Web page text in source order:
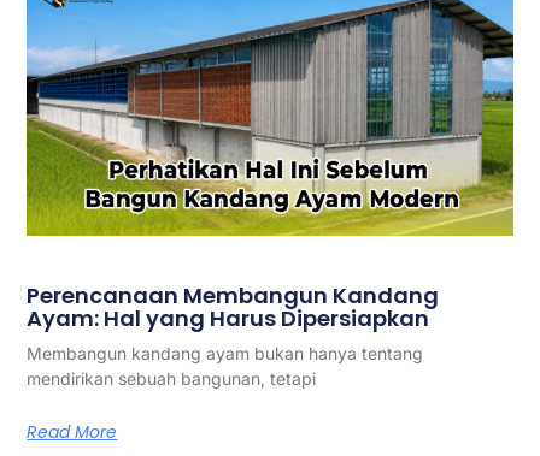
Perencanaan Membangun Kandang
Ayam: Hal yang Harus Dipersiapkan
Membangun kandang ayam bukan hanya tentang
mendirikan sebuah bangunan, tetapi
Read More